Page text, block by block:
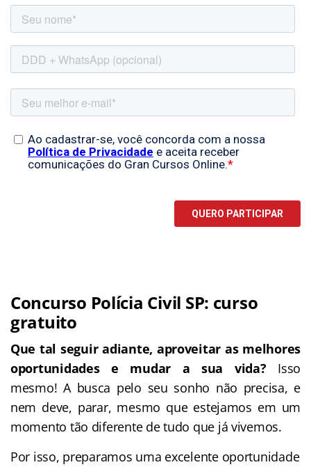
Concurso Polícia Civil SP: curso
gratuito
Que tal seguir adiante, aproveitar as melhores
oportunidades e mudar a sua vida?Isso
mesmo! A busca pelo seu sonho não precisa, e
nem deve, parar, mesmo que estejamos em um
momento tão diferente de tudo que já vivemos.
Por isso, preparamos uma excelente oportunidade